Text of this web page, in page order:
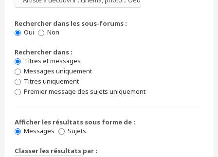
Rechercher dans les sous-forums :
Oui
Non
Rechercher dans :
Titres et messages
Messages uniquement
Titres uniquement
Premier message des sujets uniquement
Afficher les résultats sous forme de :
Messages
Sujets
Classer les résultats par :